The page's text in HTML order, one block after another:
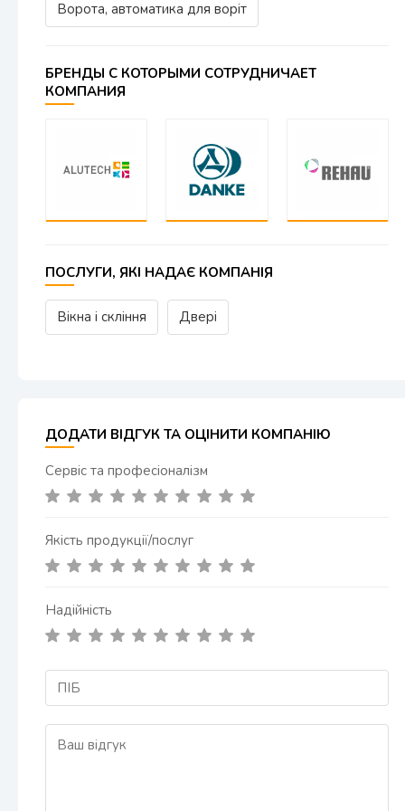
Ворота, автоматика для воріт
БРЕНДЫ С КОТОРЫМИ СОТРУДНИЧАЕТ
КОМПАНИЯ
ПОСЛУГИ, ЯКІ НАДАЄ КОМПАНІЯ
Вікна і скління Двері
ДОДАТИ ВІДГУК ТА ОЦІНИТИ КОМПАНІЮ
Сервіс та професіоналізм
Якість продукції/послуг
Надійність